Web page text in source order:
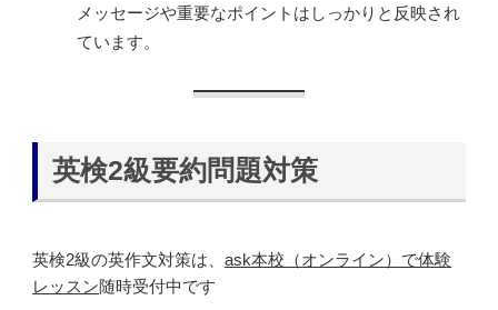
メッセージや重要なポイントはしっかりと反映され
ています。
英検2級要約問題対策
英検2級の英作文対策は、 ask本校（オンライン）で体験
レッスン随時受付中です